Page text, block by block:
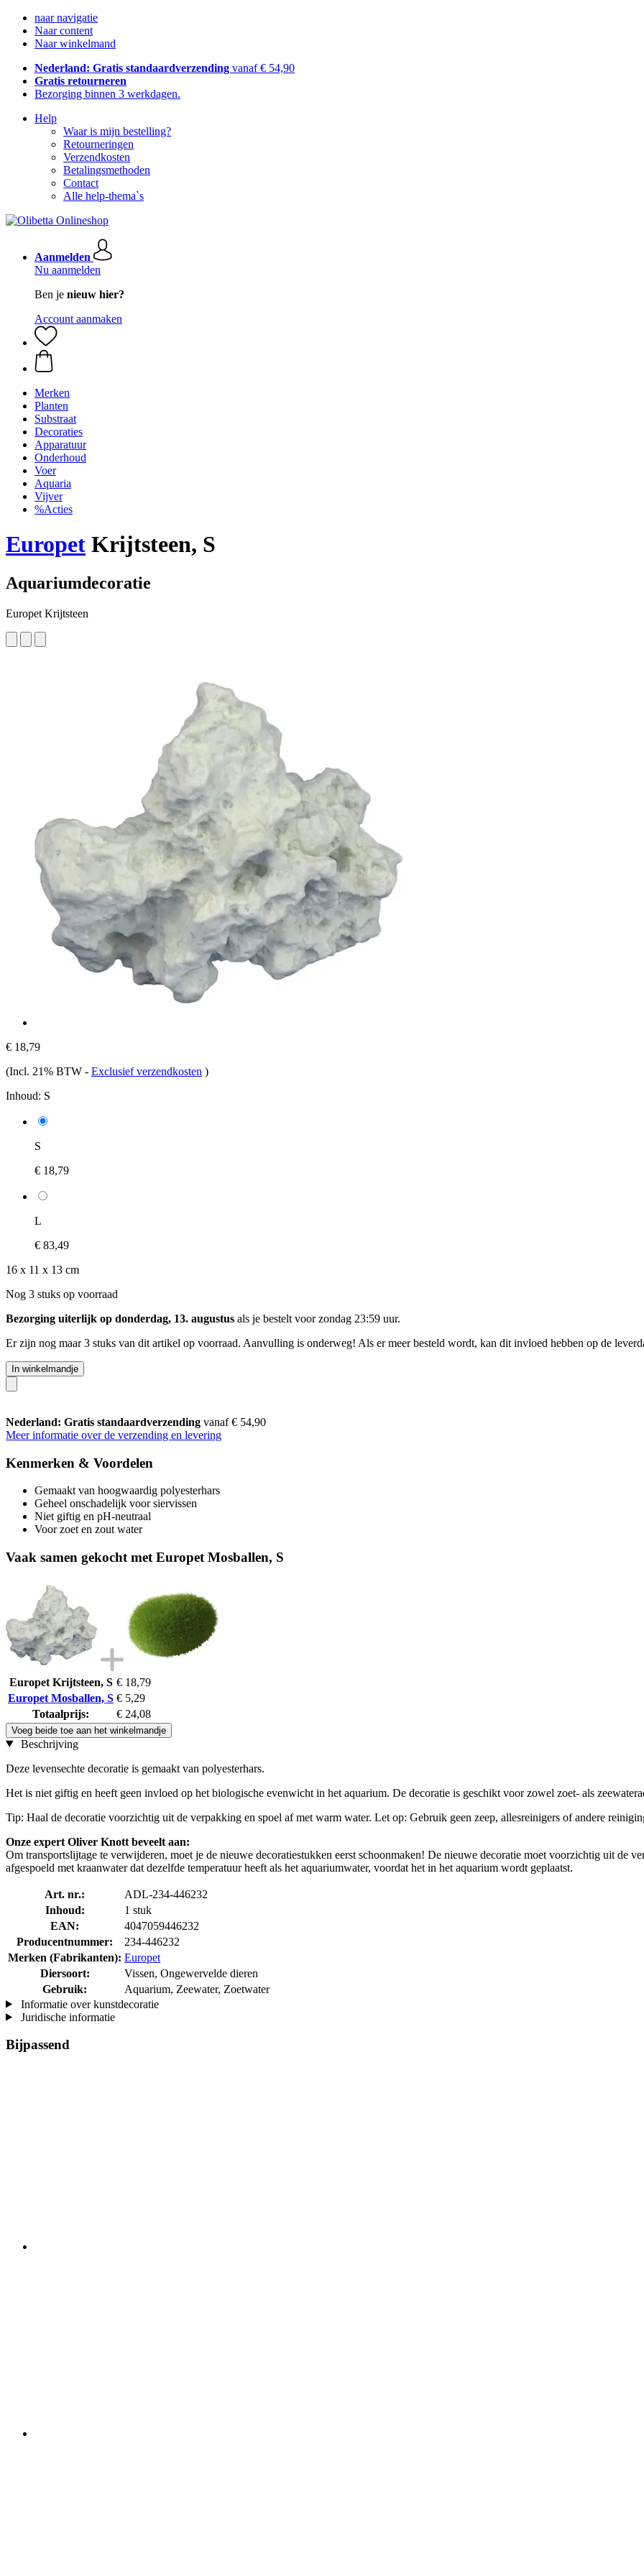
naar navigatie
Naar content
Naar winkelmand
Nederland: Gratis standaardverzending vanaf € 54,90
Gratis retourneren
Bezorging binnen 3 werkdagen.
Help
Waar is mijn bestelling?
Retourneringen
Verzendkosten
Betalingsmethoden
Contact
Alle help-thema`s
Aanmelden
Nu aanmelden
Ben je nieuw hier?
Account aanmaken
Merken
Planten
Substraat
Decoraties
Apparatuur
Onderhoud
Voer
Aquaria
Vijver
%Acties
Europet Krijtsteen, S
Aquariumdecoratie
Europet Krijtsteen
€ 18,79
(Incl. 21% BTW - Exclusief verzendkosten )
Inhoud: S
S
€ 18,79
L
€ 83,49
16 x 11 x 13 cm
Nog 3 stuks op voorraad
Bezorging uiterlijk op donderdag, 13. augustus als je bestelt voorzondag 23:59 uur.
Er zijn nog maar 3 stuks van dit artikel op voorraad. Aanvulling is onderweg! Als er meer besteld wordt, kan dit invloed hebben op de
In winkelmandje
Nederland: Gratis standaardverzending vanaf € 54,90
Meer informatie over de verzending en levering
Kenmerken & Voordelen
Gemaakt van hoogwaardig polyesterhars
Geheel onschadelijk voor siervissen
Niet giftig en pH-neutraal
Voor zoet en zout water
Vaak samen gekocht met Europet Mosballen, S
Europet Krijtsteen, S € 18,79
Europet Mosballen, S € 5,29
Totaalprijs:
€ 24,08
Voeg beide toe aan het winkelmandje
Beschrijving
Deze levensechte decoratie is gemaakt van polyesterhars.
Het is niet giftig en heeft geen invloed op het biologische evenwicht in het aquarium. De decoratie is geschikt voor zowel zoet- als
Tip: Haal de decoratie voorzichtig uit de verpakking en spoel af met warm water. Let op: Gebruik geen zeep, allesreinigers of andere
Onze expert Oliver Knott beveelt aan:
Om transportslijtage te verwijderen, moet je de nieuwe decoratiestukken eerst schoonmaken! De nieuwe decoratie moet voorzichtig uit de
afgespoeld met kraanwater dat dezelfde temperatuur heeft als het aquariumwater, voordat het in het aquarium wordt geplaatst.
Art. nr.:
ADL-234-446232
Inhoud:
1 stuk
EAN:
4047059446232
Producentnummer:
234-446232
Merken (Fabrikanten): Europet
Diersoort:
Vissen, Ongewervelde dieren
Gebruik:
Aquarium, Zeewater, Zoetwater
Informatie over kunstdecoratie
Juridische informatie
Bijpassend